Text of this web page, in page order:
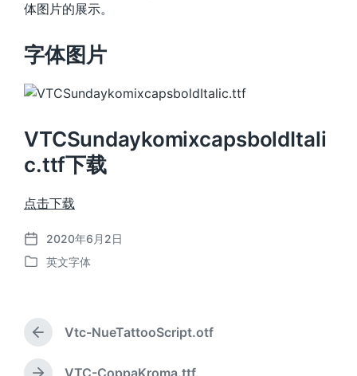
体图片的展示。
字体图片
VTCSundaykomixcapsboldItali
c.ttf下载
点击下载
发
布
2020年6月2日
发
英文字体
上
篇
文
Vtc-NueTattooScript.otf
VTC-CoppaKroma.ttf